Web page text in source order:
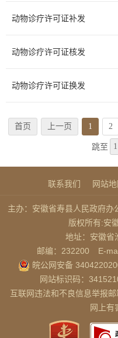
国土和规划建设
动物诊疗许可证补发
动物诊疗许可证核发
动物诊疗许可证换发
首页 上一页 1 2
跳至
联系我们 网站地
主办：安徽省寿县人民政府办
版权所有:安
地址：安徽省
邮编：232200
E-
皖公网安备
网站标识码：
互联网违法和不良信息举报邮
网上有